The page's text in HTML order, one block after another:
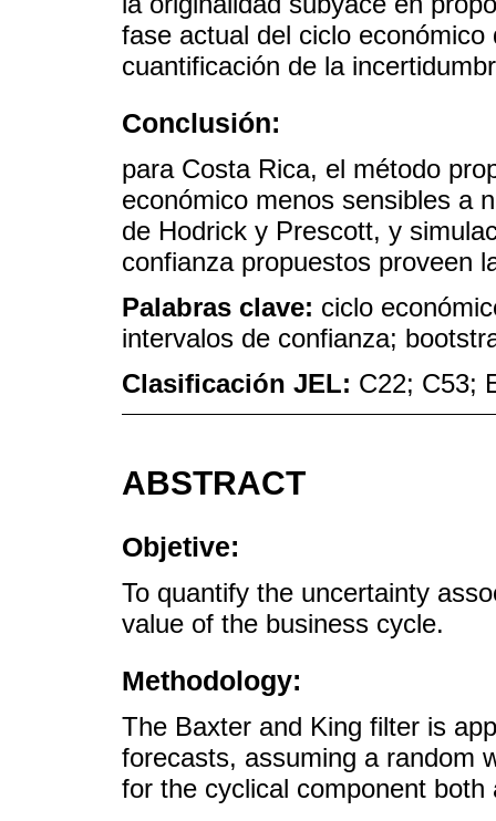
fase actual del ciclo
cuantificación de la
Conclusión:
para Costa Rica, el método
económico menos sensibles a
de Hodrick y Prescott, y
confianza propuestos proveen
Palabras clave: ciclo
intervalos de confianza;
Clasificación JEL: C22; C53;
ABSTRACT
Objetive:
To quantify the uncertainty
value of the business cycle.
Methodology:
The Baxter and King filter is
forecasts, assuming a random
for the cyclical component